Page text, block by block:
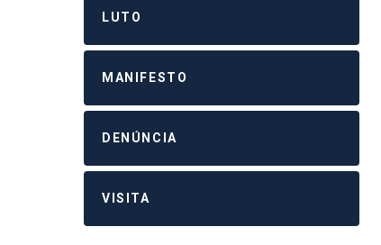
LUTO
MANIFESTO
DENÚNCIA
VISITA